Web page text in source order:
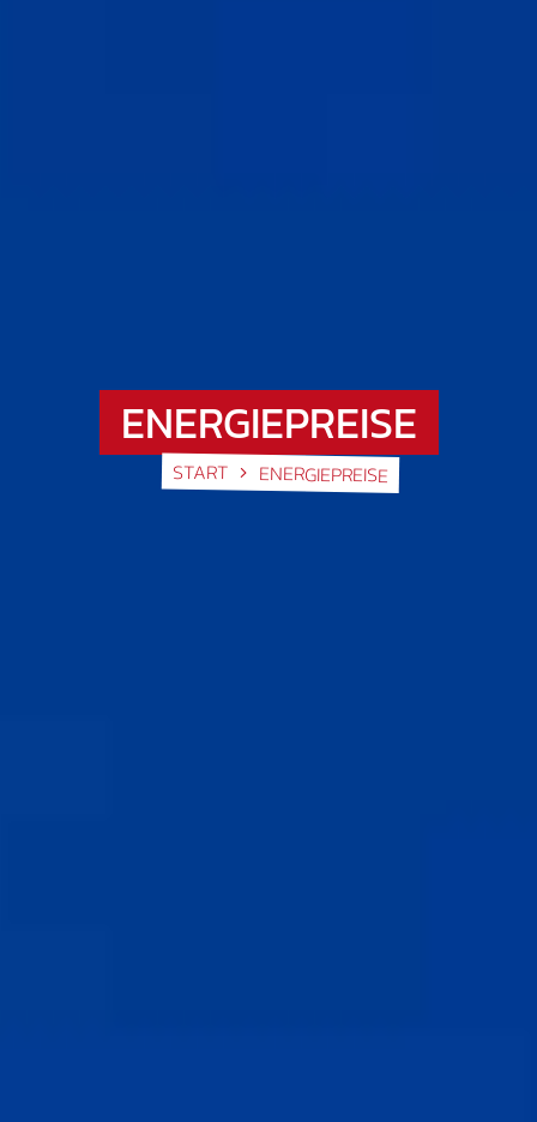
ENERGIEPREISE
START ENERGIEPREISE